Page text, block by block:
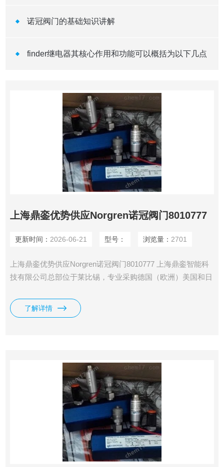
诺冠阀门的基础知识讲解
finder继电器其核心作用和功能可以概括为以下几点
上海鼎銮优势供应Norgren诺冠阀门8010777
更新时间： 2026-06-21 型号： 浏览量： 2701
上海鼎銮优势供应Norgren诺冠阀门8010777 上海鼎銮智能科
技有限公司总部位于莱比锡，专业采购德国（欧洲）美国和日
了解详情